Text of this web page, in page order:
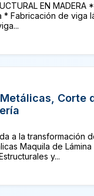
EN
* Fabricación de viga
Corte
a la transformación
Maquila de
y...